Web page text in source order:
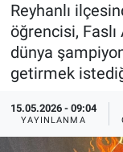
Reyhanlı
öğrencisi,
dünya
getirmek
15.05.2026 - 09:04
YAYINLANMA